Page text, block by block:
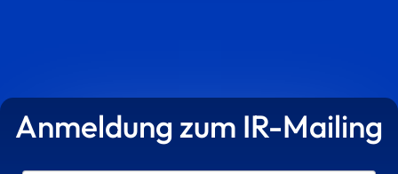
Anmeldung zum IR-Mailing